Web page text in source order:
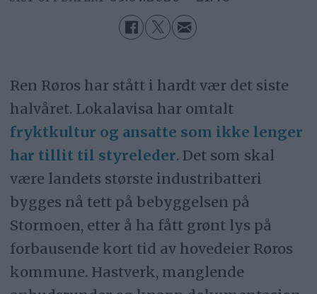
Ren Røros har stått i hardt vær det siste
halvåret. Lokalavisa har omtalt
fryktkultur og ansatte som ikke lenger
har tillit til styreleder. Det som skal
være landets største industribatteri
bygges nå tett på bebyggelsen på
Stormoen, etter å ha fått grønt lys på
forbausende kort tid av hovedeier Røros
kommune. Hastverk, manglende